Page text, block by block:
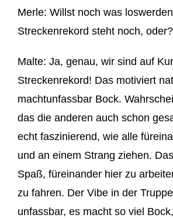
Merle: Willst noch was
Streckenrekord steht noch, oder?
Malte: Ja, genau, wir sind auf
Streckenrekord! Das motiviert
machtunfassbar Bock. W
das die anderen auch schon
echt faszinierend, wiealle
und an einem Strang ziehen. D
Spaß, füreinander hier zu
zu fahren. Der Vibein der
unfassbar, es macht so viel